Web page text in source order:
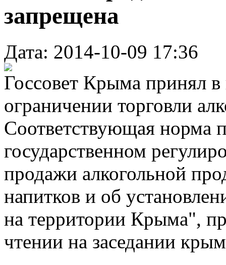
запрещена
Дата: 2014-10-09 17:36
Госсовет Крыма принял
ограничении торговли
Соответствующая норма
государственном
продажи алкогольной
напитков и об
на территории Крыма",
чтении на заседании